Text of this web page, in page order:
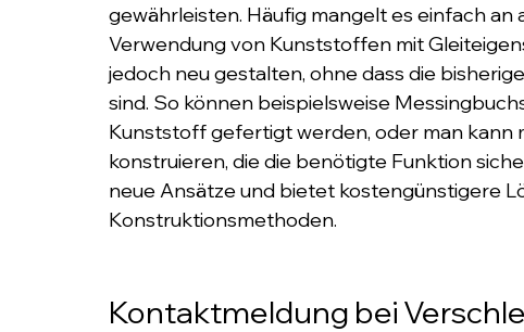
gewährleisten. Häufig mangelt es einfach
Verwendung von Kunststoffen mit
jedoch neu gestalten, ohne dass die
sind. So können beispielsweise
Kunststoff gefertigt werden, oder man kann
konstruieren, die die benötigte Funktion
neue Ansätze und bietet kostengünstigere
Konstruktionsmethoden.
Kontaktmeldung bei